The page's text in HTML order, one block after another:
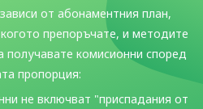
от абонаментния план,
препоръчате, и методите
комисионни според
пропорция:
не включват "приспадания от